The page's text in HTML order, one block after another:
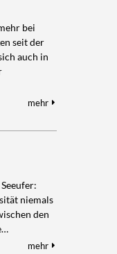
bei
seit der
auch in
mehr
niemals
den
mehr